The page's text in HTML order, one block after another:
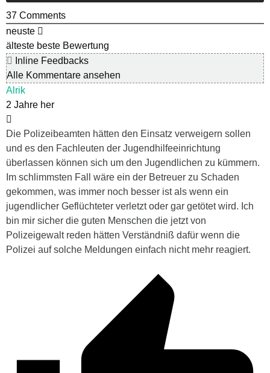
37 Comments
neuste
älteste beste Bewertung
Inline Feedbacks
Alle Kommentare ansehen
Alrik
2 Jahre her
Die Polizeibeamten hätten den Einsatz verweigern sollen
und es den Fachleuten der Jugendhilfeeinrichtung
überlassen können sich um den Jugendlichen zu kümmern.
Im schlimmsten Fall wäre ein der Betreuer zu Schaden
gekommen, was immer noch besser ist als wenn ein
jugendlicher Geflüchteter verletzt oder gar getötet wird. Ich
bin mir sicher die guten Menschen die jetzt von
Polizeigewalt reden hätten Verständniß dafür wenn die
Polizei auf solche Meldungen einfach nicht mehr reagiert.